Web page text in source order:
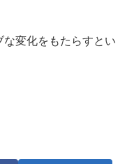
変化をもたらすとい